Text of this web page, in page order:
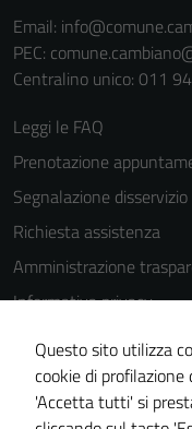
Email:
PEC:
Centralino unico: 011
Leggi le FAQ
Prenotazione
Segnalazione disservizio
Richiesta assistenza
Amministrazione
Informativa privacy
Cookie Policy
Note legali
Dichiarazione di
Questo sito utilizza
cookie di
'Accetta tutti' si